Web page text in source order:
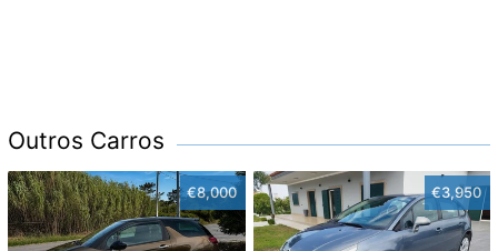
Outros Carros
€8,000 €3,950